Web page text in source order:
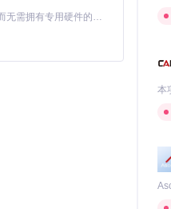
基于Python的Xiaozhi AI，适用于想要完整Xiaozhi体验而无需拥有专用硬件的用户。